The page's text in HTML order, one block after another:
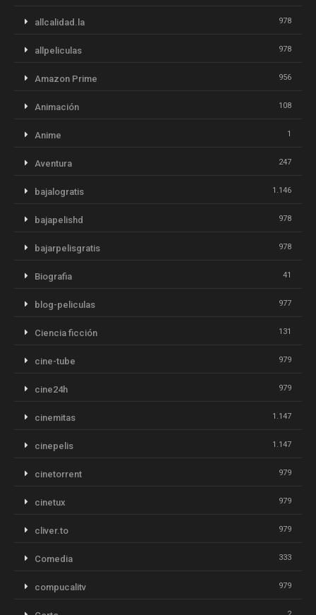
allcalidad.la 978
allpeliculas 978
Amazon Prime 956
Animación 108
Anime 1
Aventura 247
bajalogratis 1.146
bajapelishd 978
bajarpelisgratis 978
Biografia 41
blog-peliculas 977
Ciencia ficción 131
cine-tube 979
cine24h 979
cinemitas 1.147
cinepelis 1.147
cinetorrent 979
cinetux 979
cliver.to 979
Comedia 333
compucalitv 979